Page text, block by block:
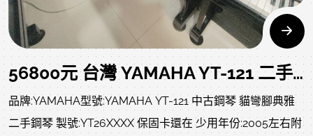
56800元 台灣 YAMAHA YT-121 二手鋼琴 YT26萬號 中壢中古鋼琴黃先生 0980494792
品牌:YAMAHA型號:YAMAHA YT-121 中古鋼琴 貓彎腳典雅
二手鋼琴 製號:YT26XXXX 保固卡還在 少用年份:2005左右附